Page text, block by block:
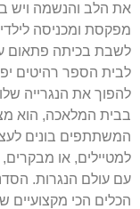
את הלב והנשמה ויש
מפקסת ומכניסה
לשבת בכיתה פתאום
לבית הספר רהיטים
להפוך את הנגרייה
בבית המלאכה, הוא
המשתתפים בונים
למטיילים, או מבקרים,
עם עולם הנגרות.
הכלים הכי מקצועיים